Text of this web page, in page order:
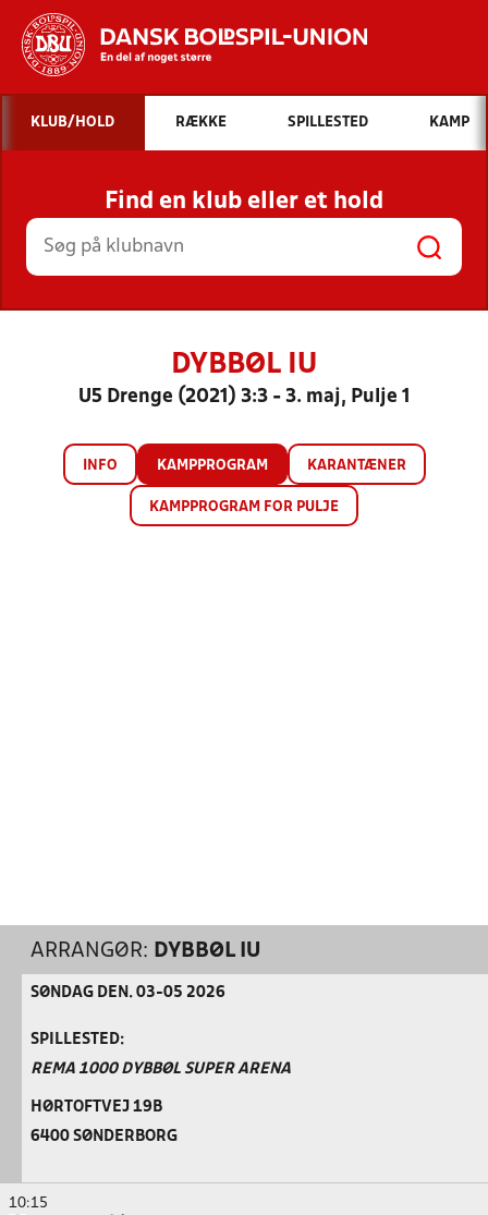
Hvad vil du søge efter?
INDHOLD OG NYHEDER
STILLINGER, RESULTATER, KLUBBER OG
HOLD
KLUB/HOLD RÆKKE SPILLESTED KAMP
Find en klub eller et hold
DYBBØL IU
U5 Drenge (2021) 3:3 - 3. maj, Pulje 1
INFO KAMPPROGRAM KARANTÆNER
KAMPPROGRAM FOR PULJE
ARRANGØR: DYBBØL IU
SØNDAG DEN. 03-05 2026
SPILLESTED:
REMA 1000 DYBBØL SUPER ARENA
HØRTOFTVEJ 19B
6400 SØNDERBORG
10:15